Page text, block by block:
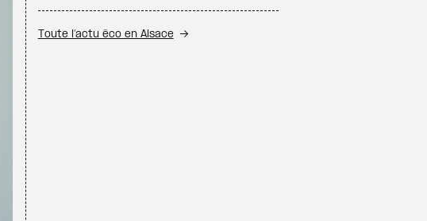
Toute l’actu éco en Alsace